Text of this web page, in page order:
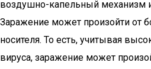
воздушно-капельный механизм
Заражение может произойти от
носителя. То есть, учитывая
вируса, заражение может